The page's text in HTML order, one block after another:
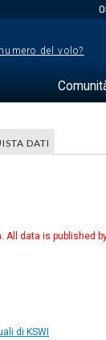
del volo?
DATI
data is published
di KSWI